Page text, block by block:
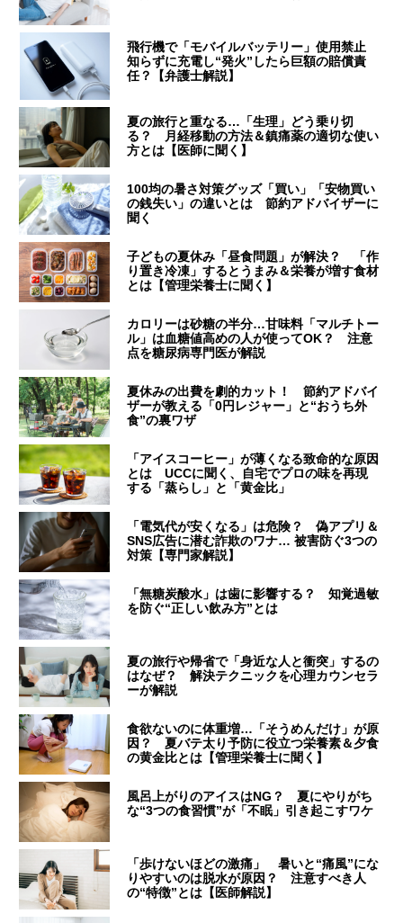
飛行機で「モバイルバッテリー」使用禁止
知らずに充電し“発火”したら巨額の賠償責
任？【弁護士解説】
夏の旅行と重なる…「生理」どう乗り切
る？ 月経移動の方法＆鎮痛薬の適切な使い
方とは【医師に聞く】
100均の暑さ対策グッズ「買い」「安物買い
の銭失い」の違いとは 節約アドバイザーに
聞く
子どもの夏休み「昼食問題」が解決？ 「作
り置き冷凍」するとうまみ＆栄養が増す食材
とは【管理栄養士に聞く】
カロリーは砂糖の半分…甘味料「マルチトー
ル」は血糖値高めの人が使ってOK？ 注意
点を糖尿病専門医が解説
夏休みの出費を劇的カット！ 節約アドバイ
ザーが教える「0円レジャー」と“おうち外
食”の裏ワザ
「アイスコーヒー」が薄くなる致命的な原因
とは UCCに聞く、自宅でプロの味を再現
する「蒸らし」と「黄金比」
「電気代が安くなる」は危険？ 偽アプリ＆
SNS広告に潜む詐欺のワナ… 被害防ぐ3つの
対策【専門家解説】
「無糖炭酸水」は歯に影響する？ 知覚過敏
を防ぐ“正しい飲み方”とは
夏の旅行や帰省で「身近な人と衝突」するの
はなぜ？ 解決テクニックを心理カウンセラ
ーが解説
食欲ないのに体重増…「そうめんだけ」が原
因？ 夏バテ太り予防に役立つ栄養素＆夕食
の黄金比とは【管理栄養士に聞く】
風呂上がりのアイスはNG？ 夏にやりがち
な“3つの食習慣”が「不眠」引き起こすワケ
「歩けないほどの激痛」 暑いと“痛風”にな
りやすいのは脱水が原因？ 注意すべき人
の“特徴”とは【医師解説】